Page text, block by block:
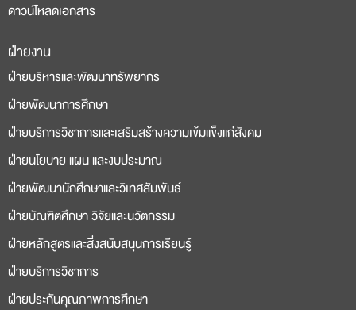
ดาวน์โหลดเอกสาร
deneme
bonusu
casino
siteleri
ฝ่ายงาน
ฝ่ายบริหารและพัฒนาทรัพยากร
ฝ่ายพัฒนาการศึกษา
ฝ่ายบริการวิชาการและเสริมสร้างความเข้มแข็งแก่สังคม
ฝ่ายนโยบาย แผน และงบประมาณ
ฝ่ายพัฒนานักศึกษาและวิเทศสัมพันธ์
ฝ่ายบัณฑิตศึกษา วิจัยและนวัตกรรม
ฝ่ายหลักสูตรและสิ่งสนับสนุนการเรียนรู้
ฝ่ายบริการวิชาการ
ฝ่ายประกันคุณภาพการศึกษา